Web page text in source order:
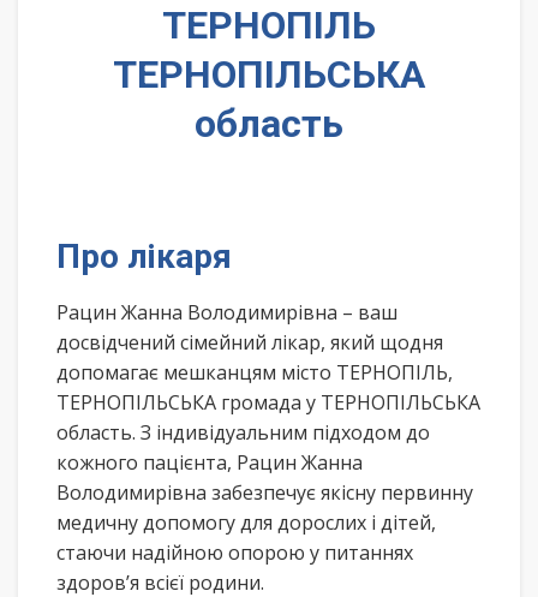
ТЕРНОПІЛЬ
ТЕРНОПІЛЬСЬКА
область
Про лікаря
Рацин Жанна Володимирівна – ваш
досвідчений сімейний лікар, який щодня
допомагає мешканцям місто ТЕРНОПІЛЬ,
ТЕРНОПІЛЬСЬКА громада у ТЕРНОПІЛЬСЬКА
область. З індивідуальним підходом до
кожного пацієнта, Рацин Жанна
Володимирівна забезпечує якісну первинну
медичну допомогу для дорослих і дітей,
стаючи надійною опорою у питаннях
здоров’я всієї родини.